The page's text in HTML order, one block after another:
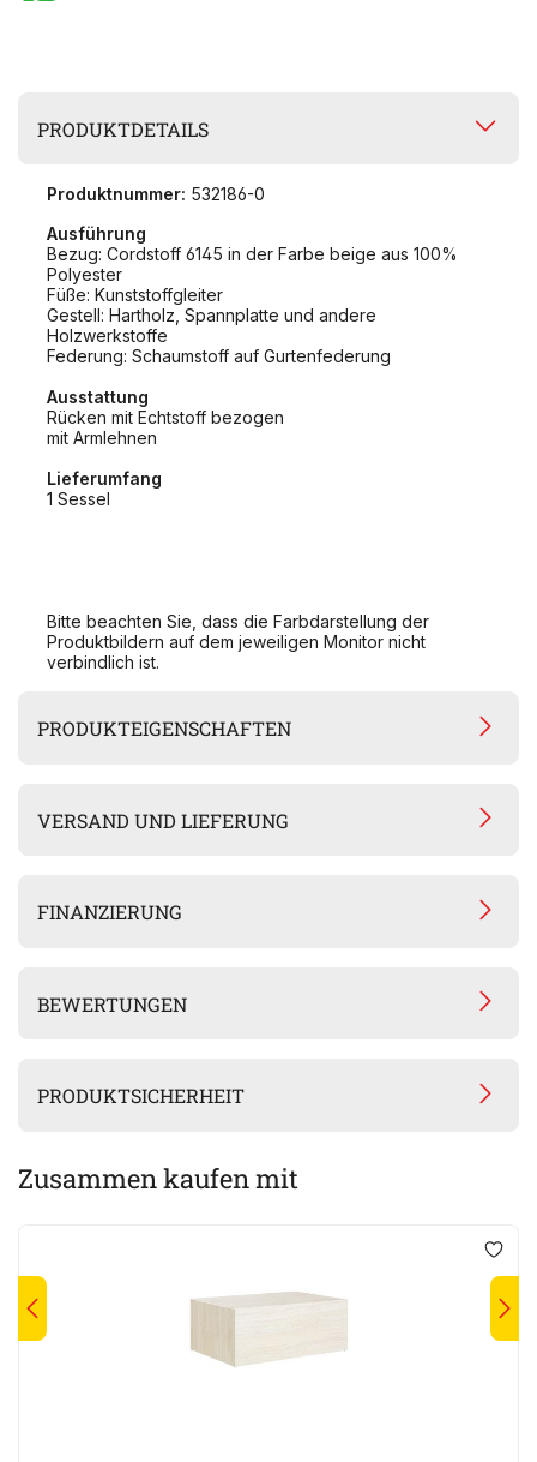
PRODUKTDETAILS
Produktnummer: 532186-0
Ausführung
Bezug: Cordstoff 6145 in der Farbe beige aus 100%
Polyester
Füße: Kunststoffgleiter
Gestell: Hartholz, Spannplatte und andere
Holzwerkstoffe
Federung: Schaumstoff auf Gurtenfederung
Ausstattung
Rücken mit Echtstoff bezogen
mit Armlehnen
Lieferumfang
1 Sessel
Bitte beachten Sie, dass die Farbdarstellung der
Produktbildern auf dem jeweiligen Monitor nicht
verbindlich ist.
PRODUKTEIGENSCHAFTEN
VERSAND UND LIEFERUNG
FINANZIERUNG
BEWERTUNGEN
PRODUKTSICHERHEIT
Zusammen kaufen mit